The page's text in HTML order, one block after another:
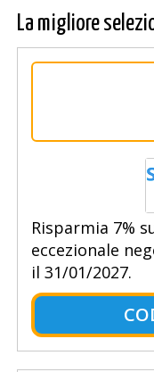
La migliore
Risparmia 7%
eccezionale
il 31/01/2027.